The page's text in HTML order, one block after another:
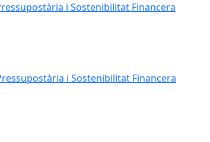
i Sostenibilitat Financera
i Sostenibilitat Financera